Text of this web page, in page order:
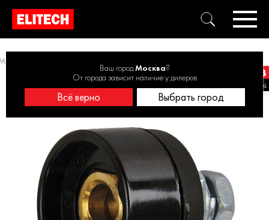
Ваш городМосква?
От города зависит наличие у дилеров
Всё верно Выбрать город
зажимы, наборы